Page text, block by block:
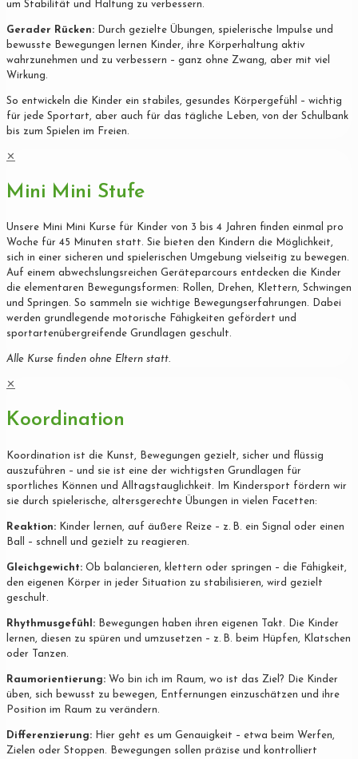
um Stabilität und Haltung zu verbessern.
Gerader Rücken: Durch gezielte Übungen, spielerische Impulse und
bewusste Bewegungen lernen Kinder, ihre Körperhaltung aktiv
wahrzunehmen und zu verbessern – ganz ohne Zwang, aber mit viel
Wirkung.
So entwickeln die Kinder ein stabiles, gesundes Körpergefühl – wichtig
für jede Sportart, aber auch für das tägliche Leben, von der Schulbank
bis zum Spielen im Freien.
✕
Mini Mini Stufe
Unsere Mini Mini Kurse für Kinder von 3 bis 4 Jahren finden einmal pro
Woche für 45 Minuten statt. Sie bieten den Kindern die Möglichkeit,
sich in einer sicheren und spielerischen Umgebung vielseitig zu bewegen.
Auf einem abwechslungsreichen Geräteparcours entdecken die Kinder
die elementaren Bewegungsformen: Rollen, Drehen, Klettern, Schwingen
und Springen. So sammeln sie wichtige Bewegungserfahrungen. Dabei
werden grundlegende motorische Fähigkeiten gefördert und
sportartenübergreifende Grundlagen geschult.
Alle Kurse finden ohne Eltern statt.
✕
Koordination
Koordination ist die Kunst, Bewegungen gezielt, sicher und flüssig
auszuführen – und sie ist eine der wichtigsten Grundlagen für
sportliches Können und Alltagstauglichkeit. Im Kindersport fördern wir
sie durch spielerische, altersgerechte Übungen in vielen Facetten:
Reaktion: Kinder lernen, auf äußere Reize – z. B. ein Signal oder einen
Ball – schnell und gezielt zu reagieren.
Gleichgewicht: Ob balancieren, klettern oder springen – die Fähigkeit,
den eigenen Körper in jeder Situation zu stabilisieren, wird gezielt
geschult.
Rhythmusgefühl: Bewegungen haben ihren eigenen Takt. Die Kinder
lernen, diesen zu spüren und umzusetzen – z. B. beim Hüpfen, Klatschen
oder Tanzen.
Raumorientierung: Wo bin ich im Raum, wo ist das Ziel? Die Kinder
üben, sich bewusst zu bewegen, Entfernungen einzuschätzen und ihre
Position im Raum zu verändern.
Differenzierung: Hier geht es um Genauigkeit – etwa beim Werfen,
Zielen oder Stoppen. Bewegungen sollen präzise und kontrolliert